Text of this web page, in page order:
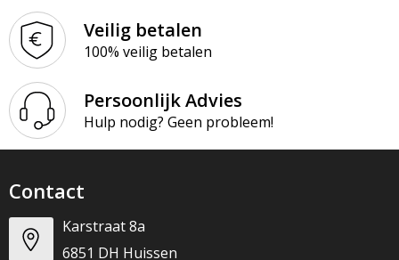
Veilig betalen
100% veilig betalen
Persoonlijk Advies
Hulp nodig? Geen probleem!
Contact
Karstraat 8a
6851 DH Huissen